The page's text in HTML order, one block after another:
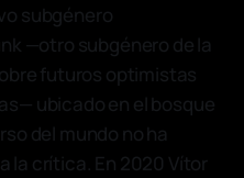
subgénero
—otro subgénero de la
futuros optimistas
ubicado en el bosque
del mundo no ha
la crítica. En 2020 Vítor